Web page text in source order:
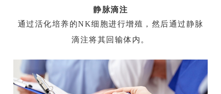
静脉滴注
通过活化培养的NK细胞进行增殖，然后通过静脉
滴注将其回输体内。